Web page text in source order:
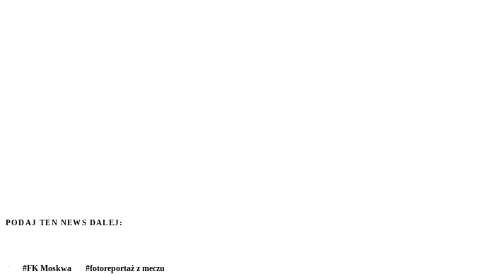
PODAJ TEN NEWS DALEJ:
#FK Moskwa #fotoreportaż z meczu